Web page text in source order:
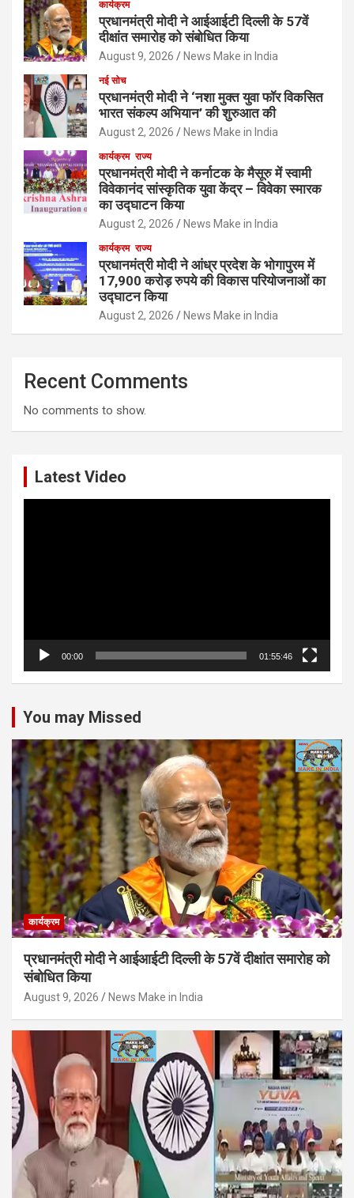
कार्यक्रम
प्रधानमंत्री मोदी ने आईआईटी दिल्ली के 57वें
दीक्षांत समारोह को संबोधित किया
August 9, 2026 News Make in India
नई सोच
प्रधानमंत्री मोदी ने ‘नशा मुक्त युवा फॉर विकसित
भारत संकल्प अभियान’ की शुरुआत की
August 2, 2026 News Make in India
कार्यक्रम राज्य
प्रधानमंत्री मोदी ने कर्नाटक के मैसूरु में स्वामी
विवेकानंद सांस्कृतिक युवा केंद्र – विवेका स्मारक
का उद्घाटन किया
August 2, 2026 News Make in India
कार्यक्रम राज्य
प्रधानमंत्री मोदी ने आंध्र प्रदेश के भोगापुरम में
17,900 करोड़ रुपये की विकास परियोजनाओं का
उद्घाटन किया
August 2, 2026 News Make in India
Recent Comments
No comments to show.
Latest Video
00:00 01:55:46
You may Missed
कार्यक्रम
प्रधानमंत्री मोदी ने आईआईटी दिल्ली के 57वें दीक्षांत समारोह को
संबोधित किया
August 9, 2026 News Make in India